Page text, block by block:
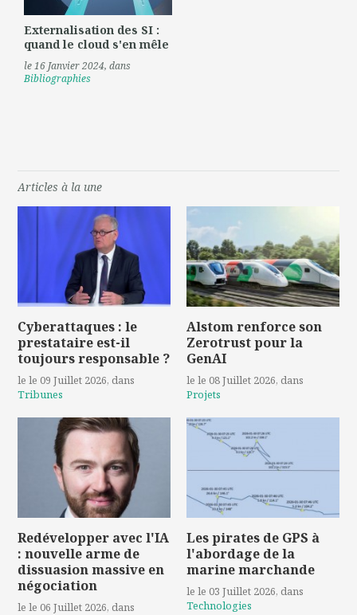
Externalisation des SI :
quand le cloud s'en mêle
le 16 Janvier 2024, dans
Bibliographies
Articles à la une
Cyberattaques : le
prestataire est-il
toujours responsable ?
le le 09 Juillet 2026, dans
Tribunes
Alstom renforce son
Zerotrust pour la
GenAI
le le 08 Juillet 2026, dans
Projets
Redévelopper avec l'IA
: nouvelle arme de
dissuasion massive en
négociation
le le 06 Juillet 2026, dans
Les pirates de GPS à
l'abordage de la
marine marchande
le le 03 Juillet 2026, dans
Technologies